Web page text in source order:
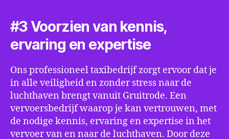
#3 Voorzien van kennis,
ervaring en expertise
Ons professioneel taxibedrijf zorgt ervoor dat je
in alle veiligheid en zonder stress naar de
luchthaven brengt vanuit Gruitrode. Een
vervoersbedrijf waarop je kan vertrouwen, met
de nodige kennis, ervaring en expertise in het
vervoer van en naar de luchthaven. Door deze